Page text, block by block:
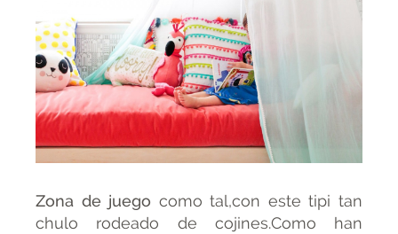
Zona de juego como tal,con este tipi tan
chulo rodeado de cojines.Como han